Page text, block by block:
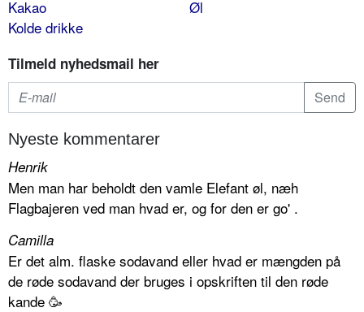
Kakao
Kolde drikke
Øl
Tilmeld nyhedsmail her
Nyeste kommentarer
Henrik
Men man har beholdt den vamle Elefant øl, næh
Flagbajeren ved man hvad er, og for den er go' .
Camilla
Er det alm. flaske sodavand eller hvad er mængden på
de røde sodavand der bruges i opskriften til den røde
kande 🥳